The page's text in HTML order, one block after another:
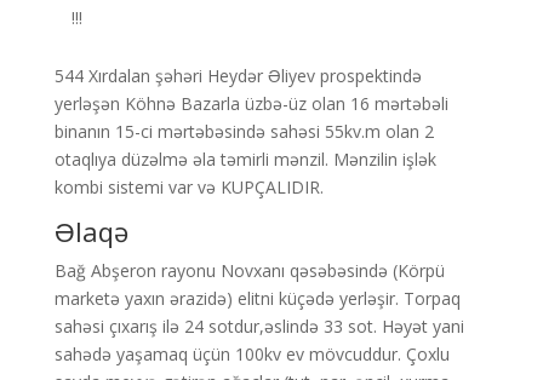
!!!
544 Xırdalan şəhəri Heydər Əliyev prospektində
yerləşən Köhnə Bazarla üzbə-üz olan 16 mərtəbəli
binanın 15-ci mərtəbəsində sahəsi 55kv.m olan 2
otaqlıya düzəlmə əla təmirli mənzil. Mənzilin işlək
kombi sistemi var və KUPÇALIDIR.
Əlaqə
Bağ Abşeron rayonu Novxanı qəsəbəsində (Körpü
marketə yaxın ərazidə) elitni küçədə yerləşir. Torpaq
sahəsi çıxarış ilə 24 sotdur,əslində 33 sot. Həyət yani
sahədə yaşamaq üçün 100kv ev mövcuddur. Çoxlu